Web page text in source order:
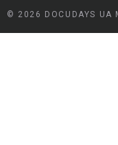
© 2026 DOCUDAYS UA